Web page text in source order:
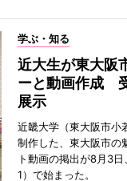
学ぶ・知る
近大生が東大阪
ーと動画作成
展示
近畿大学（東大阪市小
制作した、東大阪市の
ト動画の掲出が8月3
1）で始まった。